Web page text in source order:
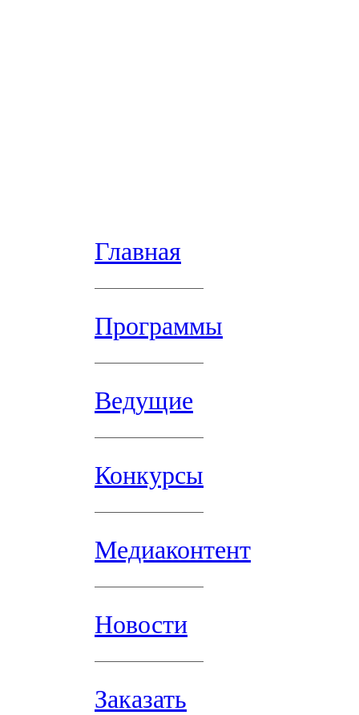
Главная
Программы
Ведущие
Конкурсы
Медиаконтент
Новости
Заказать